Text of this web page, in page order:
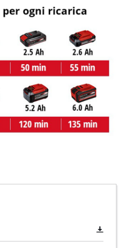
is not permitted to load due
that are not disclosed to the
website owner needs to setup
their CMP to add this content
list of technologies used.
byUsercentrics Consent
Management Platform